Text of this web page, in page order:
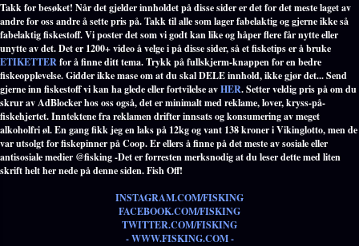
Takk for besøket! Når det gjelder innholdet på disse sider er det for det meste laget av
andre for oss andre å sette pris på. Takk til alle som lager fabelaktig og gjerne ikke så
fabelaktig fiskestoff. Vi poster det som vi godt kan like og håper flere får nytte eller
unytte av det. Det er 1200+ video å velge i på disse sider, så et fisketips er å bruke
ETIKETTERfor å finne ditt tema. Trykk på fullskjerm-knappen for en bedre
fiskeopplevelse. Gidder ikke mase om at du skal DELE innhold, ikke gjør det... Send
gjerne inn fiskestoff vi kan ha glede eller fortvilelse avHER. Setter veldig pris på om du
skrur av AdBlocker hos oss også, det er minimalt med reklame, lover, kryss-på-
fiskehjertet. Inntektene fra reklamen drifter innsats og konsumering av meget
alkoholfri øl. En gang fikk jeg en laks på 12kg og vant 138 kroner i Vikinglotto, men de
var utsolgt for fiskepinner på Coop. Er ellers å finne på det meste av sosiale eller
antisosiale medier @fisking -Det er forresten merksnodig at du leser dette med liten
skrift helt her nede på denne siden. Fish Off!
INSTAGRAM.COM/FISKING
FACEBOOK.COM/FISKING
TWITTER.COM/FISKING
- WWW.FISKING.COM -